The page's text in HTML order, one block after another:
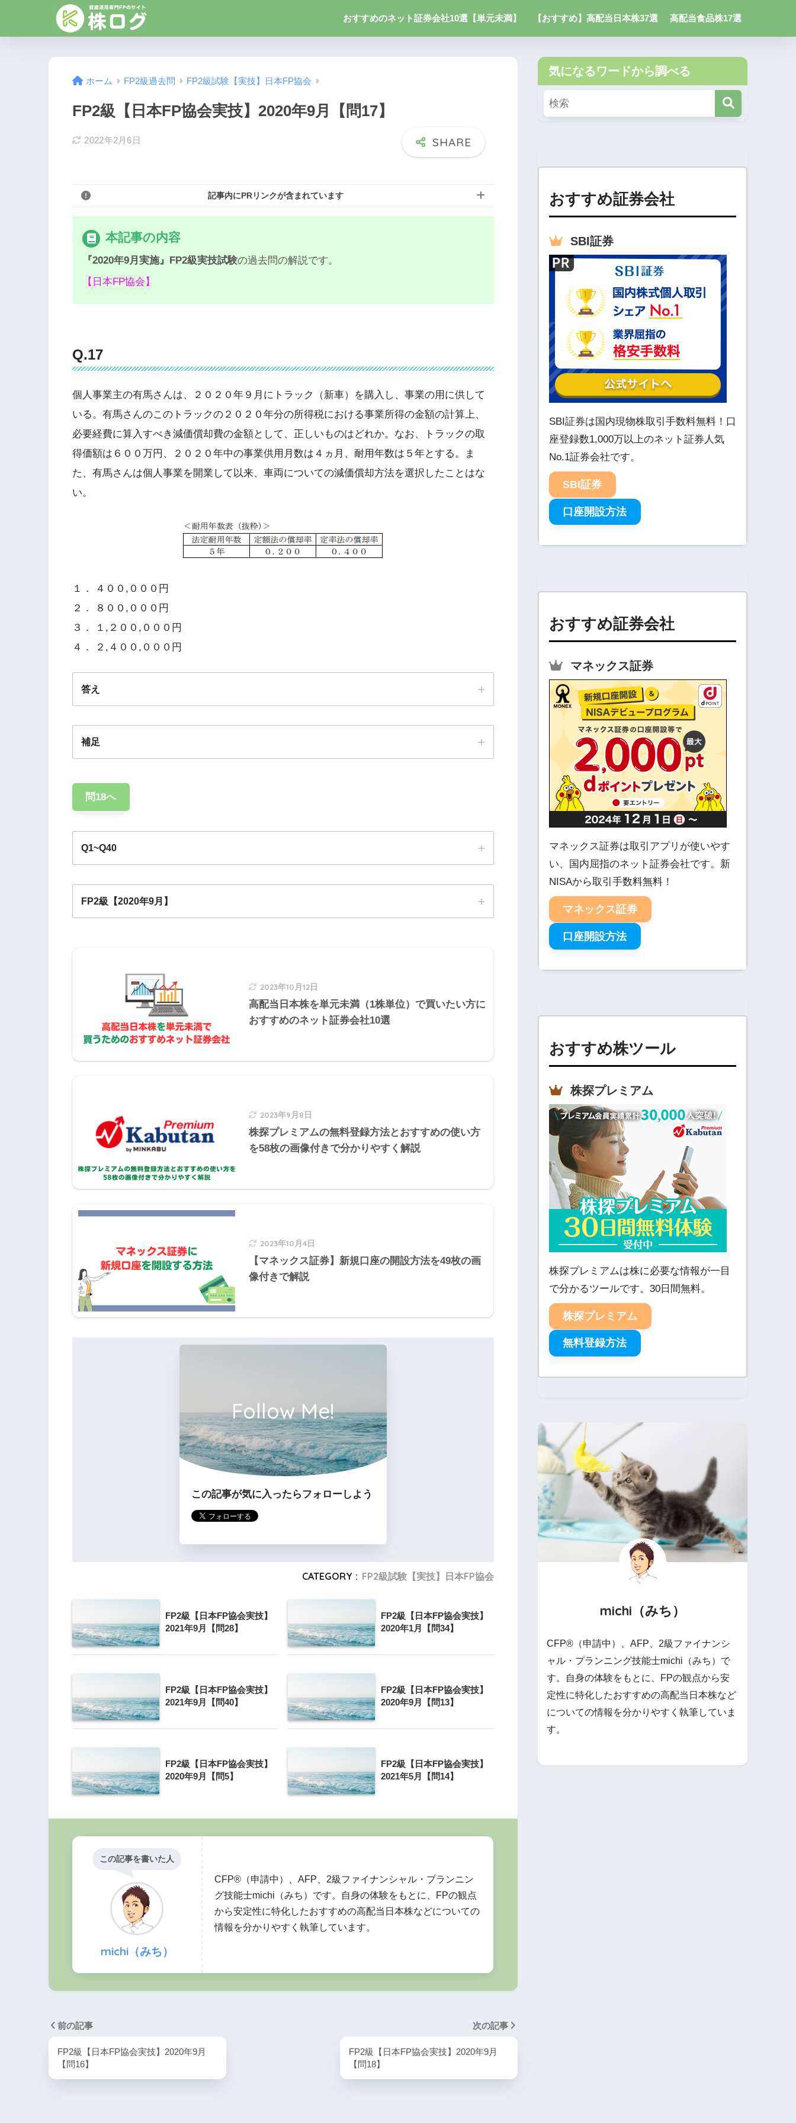
おすすめのネット証券会社10選【単元未満】 【おすすめ】高配当日本株37選 高配当食品株17選
ホーム FP2級過去問 FP2級試験【実技】日本FP協会
FP2級【日本FP協会実技】2020年9月【問17】
2022年2月6日
記事内にPRリンクが含まれています
本記事の内容
『2020年9月実施』FP2級実技試験の過去問の解説です。
【日本FP協会】
Q.17
個人事業主の有馬さんは、２０２０年９月にトラック（新車）を購入し、事業の用に供して
いる。有馬さんのこのトラックの２０２０年分の所得税における事業所得の金額の計算上、
必要経費に算入すべき減価償却費の金額として、正しいものはどれか。なお、トラックの取
得価額は６００万円、２０２０年中の事業供用月数は４ヵ月、耐用年数は５年とする。ま
た、有馬さんは個人事業を開業して以来、車両についての減価償却方法を選択したことはな
い。
１． ４００,０００円
２． ８００,０００円
３． １,２００,０００円
４． ２,４００,０００円
答え
補足
事業共用月数4か月とは
区分
定額
償却率→1年で償却できる割合
減価償却費は月割り計算しなくてはならない
問18へ
Q1~Q40
Q1 Q2
Q22
Q32 Q33 Q35 Q36 Q37 Q38 Q39 Q40
FP2級【2020年9月】
2020年9月学科試験
2023年10月12日
高配当日本株を単元未満（1株単位）で買いたい方に
おすすめのネット証券会社10選
2023年9月8日
株探プレミアムの無料登録方法とおすすめの使い方
を58枚の画像付きで分かりやすく解説
2023年10月4日
【マネックス証券】新規口座の開設方法を49枚の画
像付きで解説
Follow Me!
この記事が気に入ったらフォローしよう
CATEGORY : FP2級試験【実技】日本FP協会
FP2級【日本FP協会実技】
2021年9月【問28】
FP2級【日本FP協会実技】
2020年1月【問34】
FP2級【日本FP協会実技】
2021年9月【問40】
FP2級【日本FP協会実技】
2020年9月【問13】
FP2級【日本FP協会実技】
2020年9月【問5】
FP2級【日本FP協会実技】
2021年5月【問14】
この記事を書いた人
michi（みち）
CFP®（申請中）、AFP、2級ファイナンシャル・プランニン
グ技能士michi（みち）です。自身の体験をもとに、FPの観点
から安定性に特化したおすすめの高配当日本株などについての
情報を分かりやすく執筆しています。
前の記事
FP2級【日本FP協会実技】2020年9月
【問16】
次の記事
FP2級【日本FP協会実技】2020年9月
【問18】
気になるワードから調べる
おすすめ証券会社
SBI証券
SBI証券は国内現物株取引手数料無料！口
座登録数1,000万以上のネット証券人気
No.1証券会社です。
SBI証券
口座開設方法
おすすめ証券会社
マネックス証券
マネックス証券は取引アプリが使いやす
い、国内屈指のネット証券会社です。新
NISAから取引手数料無料！
マネックス証券
口座開設方法
おすすめ株ツール
株探プレミアム
株探プレミアムは株に必要な情報が一目
で分かるツールです。30日間無料。
株探プレミアム
無料登録方法
michi（みち）
CFP®（申請中）、AFP、2級ファイナンシ
ャル・プランニング技能士michi（みち）で
す。自身の体験をもとに、FPの観点から安
定性に特化したおすすめの高配当日本株など
についての情報を分かりやすく執筆していま
す。